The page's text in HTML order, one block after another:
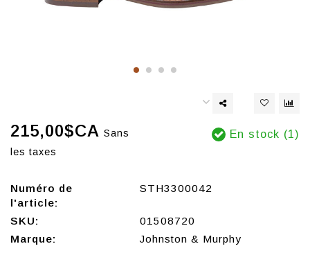
215,00$CA Sans
les taxes
En stock (1)
Numéro de
l'article:
STH3300042
SKU:
01508720
Marque:
Johnston & Murphy